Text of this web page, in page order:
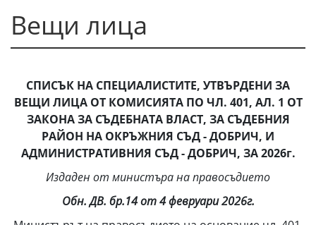
Вещи лица
СПИСЪК НА СПЕЦИАЛИСТИТЕ, УТВЪРДЕНИ ЗА
ВЕЩИ ЛИЦА ОТ КОМИСИЯТА ПО ЧЛ. 401, АЛ. 1 ОТ
ЗАКОНА ЗА СЪДЕБНАТА ВЛАСТ, ЗА СЪДЕБНИЯ
РАЙОН НА ОКРЪЖНИЯ СЪД - ДОБРИЧ, И
АДМИНИСТРАТИВНИЯ СЪД - ДОБРИЧ, ЗА 2026г.
Издаден от министъра на правосъдието
Обн. ДВ. бр.14 от 4 февруари 2026г.